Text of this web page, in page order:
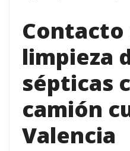
Contacto
limpieza
sépticas
camión
Valencia